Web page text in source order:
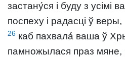
застану́ся і буду з усімі
поспеху і радасці ў веры,
26 каб пахвала́ ваша ў
памножылася праз